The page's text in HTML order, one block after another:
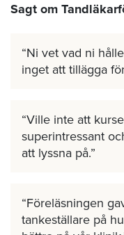
Sagt om
Ni vet vad ni
inget att tillägga
Ville inte att
superintressant
att lyssna på.
Föreläsningen
tankeställare på